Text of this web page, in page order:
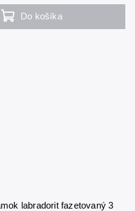
Do košíka
labradorit fazetovaný 3